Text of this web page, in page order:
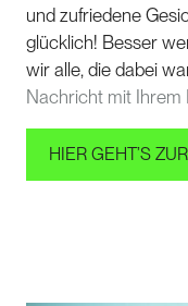
und zufriedene
glücklich! Besser
wir alle, die dabei
Nachricht mit Ihrem
HIER GEHT’S